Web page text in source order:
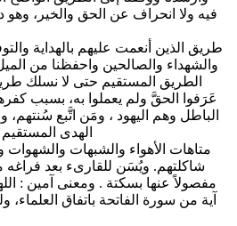
فيه ولا انحراف عن الحق والخير، وهو
والشهداء والصالحين واحفظنا من
الطريق المستقيم حتى لا نسلك
عَرَفوا الحقَّ ولم يعملوا به، بسبب
الباطل وهم اليهود ، ومَن اتَّبع
الهدى
متاهات الأهواء والشبهات
شاكلتهم. ويُسَن للقارىء بعد فراغه
مفصولاً عنها بسكتة . ومعنى آمين :
آية من سورة الفاتحة باتفاق العلماء،